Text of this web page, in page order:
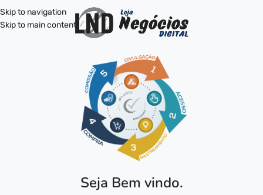
Skip to navigation
Skip to main content
Seja Bem vindo.